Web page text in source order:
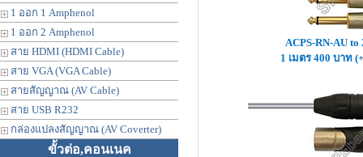
1 ออก 1 Amphenol
1 ออก 2 Amphenol
สาย HDMI (HDMI Cable)
สาย VGA (VGA Cable)
สายสัญญาณ (AV Cable)
สาย USB R232
กล่องแปลงสัญญาณ (AV Coverter)
ขั้วต่อ,คอนเนค
ACPS-RN-AU
1 เมตร 400 บาท